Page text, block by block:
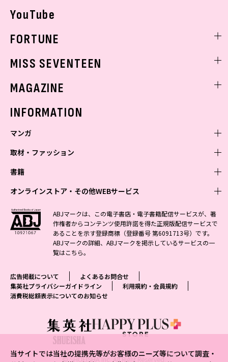
当サイトでは当社の提携先等がお客様のニーズ等について調査・
YouTube
FORTUNE
MISS SEVENTEEN
MAGAZINE
INFORMATION
マンガ
少年マンガ
Vジャンプ
最強ジャンプ
少年ジャンプ+
ジャンプTOON
ジャンプルーキー！
S-MANGA
集英社コミック文庫
青年マンガ
ZEBRACK
S-MANGA
集英社ジャンプリミックス
週刊ヤングジャンプ
ヤングジャンプ定期購読デジタル
となりのヤングジャンプ
グランドジャンプ
ウルトラジャンプ
少女マンガ
ZEBRACK
S-MANGA
集英社コミック文庫
マーガレット
別冊マーガレット
リマコミ
マンガMeets
女性マンガ
ジャンプTOON
集英社コミック文庫
マンガMee公式サイト
リマコミ
取材・ファッション
ファッション・美容
BAILA
MAQUIA
eclat
T JAPAN
MEN'S NON-NO
集英社オンライン
芸能・情報・スポーツ
週プレNEWS
週プレ グラジャパ!
書籍
文芸・文庫・総合
小説すばる
集英社 文芸ステーション
web 集英社文庫
アジア人物史
学芸・ノンフィクション・新書
1日5分で、明日は変わる よみタイ yomitai
集英社学芸部 - 学芸・ノンフィクション
集英社ビジネス書
集英社新書プラス - 知の水先案内人
kotoba
情報・知識＆オピニオン imidas
ライトノベル・ノベライズ
集英社オレンジ文庫
JUMP j-BOOKS
ダッシュエックス文庫公式サイト
集英社Webマガジン コバルト
集英社の児童図書 S-KIDS.LAND
オンラインストア・その他WEBサービス
オンラインストア
OTO
SHUEISHA MANGA-ART HERITAGE
ジャンプキャラクターズストア
HAPPY PLUS STORE
SHUEISHA VOX
LEEマルシェ
eclat premium
その他WEBサービス
集英社アドナビ
集英社エディターズ・ラボ
ABJマークは、この電子書店・電子書籍配信サービスが、著
作権者からコンテンツ使用許諾を得た正規版配信サービスで
あることを示す登録商標（登録番号 第6091713号）です。
ABJマークの詳細、ABJマークを掲示しているサービスの一
覧はこちら。
広告掲載について
よくあるお問合せ
集英社プライバシーガイドライン
利用規約・会員規約
消費税総額表示についてのお知らせ
© SHUEISHA Inc. All Right Reserved.